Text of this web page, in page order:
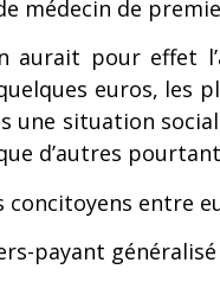
médecin de
pour effet
euros, les
une situation
d’autres
entre
payant